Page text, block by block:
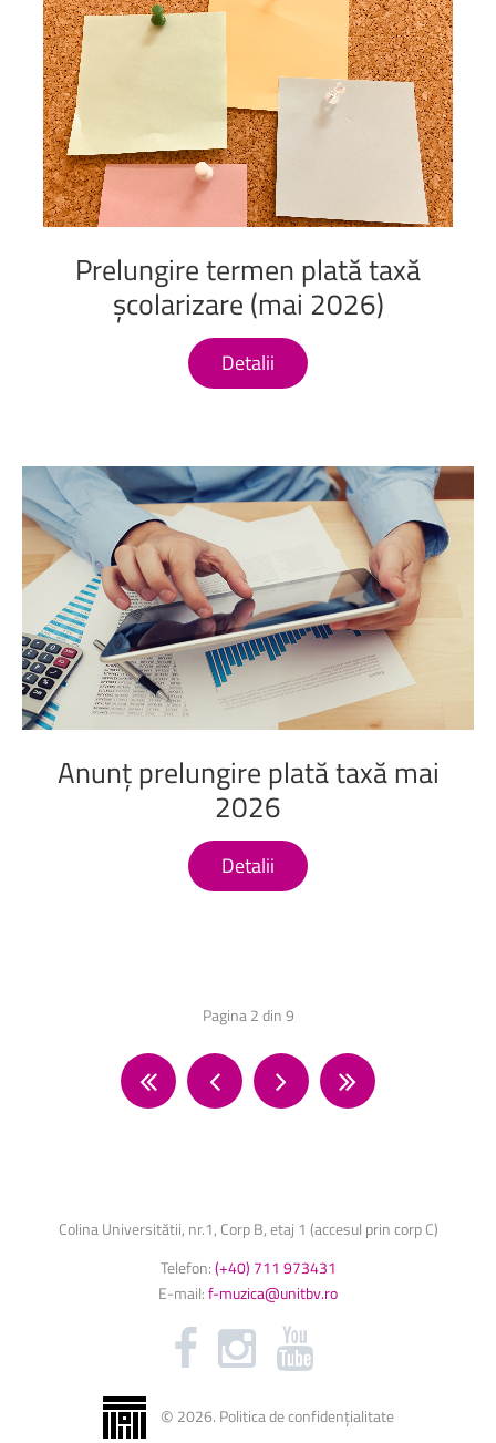
Prelungiretermen platătaxă
școlarizare (mai 2026)
Detalii
Anunțprelungire platătaxămai
2026
Detalii
Pagina 2 din 9
Colina Universitătii, nr.1, Corp B, etaj 1 (accesul prin corp C)
Telefon:(+40) 711 973431
E-mail:f-muzica@unitbv.ro
© 2026. Politica de confidențialitate